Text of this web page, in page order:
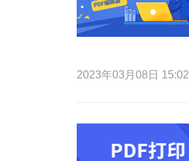
2023年03月08日 15:02